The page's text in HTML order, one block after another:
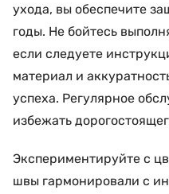
ухода, вы обеспечите
годы. Не бойтесь
если следуете
материал и
успеха. Регулярное
избежать
Экспериментируйте с
швы гармонировали с